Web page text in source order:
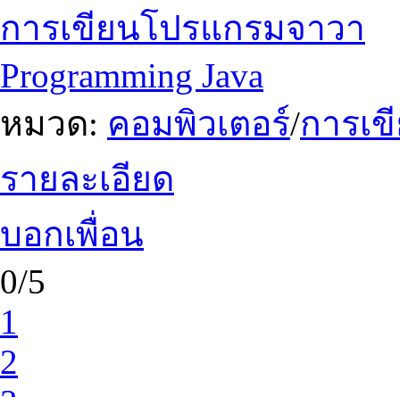
การเขียนโปรแกรมจาวา
Programming Java
หมวด: คอมพิวเตอร์/การเ
รายละเอียด
บอกเพื่อน
0/5
1
2